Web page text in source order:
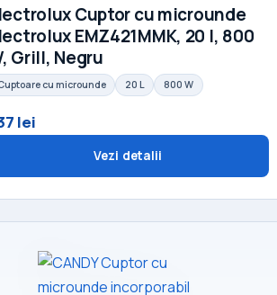
Cuptor cu microunde
EMZ421MMK, 20 l, 800
Grill, Negru
cu microunde 20 L 800 W
lei
Vezi detalii